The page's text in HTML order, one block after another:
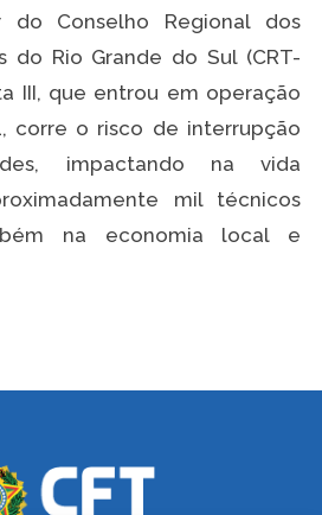
do Conselho Regional dos
do Rio Grande do Sul (CRT-
III, que entrou em operação
corre o risco de interrupção
impactando na vida
mil técnicos
na economia local e